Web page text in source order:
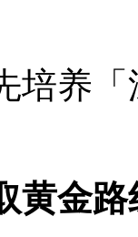
养「
黄金路